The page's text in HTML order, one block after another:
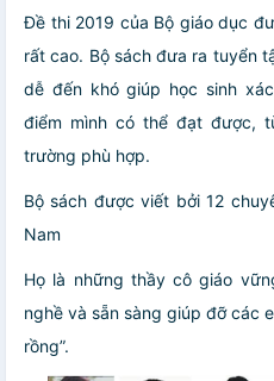
Đề thi 2019 của Bộ giáo dục
rất cao. Bộ sách đưa ra tuyển
dễ đến khó giúp học sinh
điểm mình có thể đạt được,
trường phù hợp.
Bộ sách được viết bởi 12
Nam
Họ là những thầy cô giáo
nghề và sẵn sàng giúp đỡ các
rồng”.